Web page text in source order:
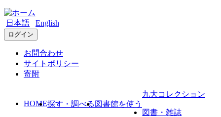
日本語 English
ログイン
お問合わせ
サイトポリシー
寄附
HOME探す・調べる 図書館を使う
九大コレクション
図書・雑誌